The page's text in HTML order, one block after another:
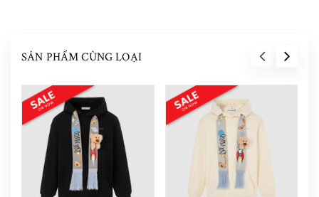
SẢN PHẨM CÙNG LOẠI